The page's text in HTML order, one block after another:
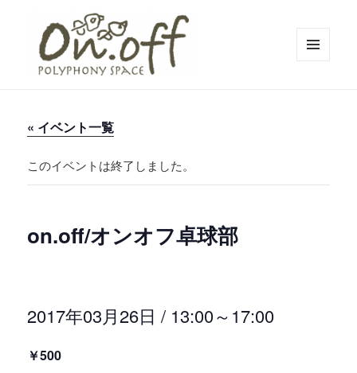
ニースペースオンオフ | 子どもと一
緒にいながら自分時間を*広島の託児
付きリフレッシュ空間・コワーキン
グスペース・シェアスペース・レン
連れでリフレッシュ*カフェのように
« イベント一覧
このイベントは終了しました。
on.off/オンオフ卓球部
2017年03月26日 / 13:00～17:00
￥500